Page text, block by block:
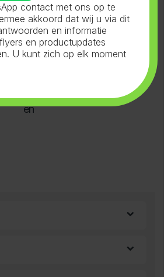
Eazy Plugs Worteldoek
en
contact met ons op te
akkoord dat wij u via dit
en informatie
en productupdates
U kunt zich op elk moment